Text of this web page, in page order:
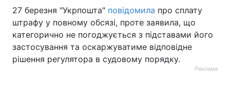
27 березня "Укрпошта" повідомила про сплату
штрафу у повному обсязі, проте заявила, що
категорично не погоджується з підставами його
застосування та оскаржуватиме відповідне
рішення регулятора в судовому порядку.
Реклама